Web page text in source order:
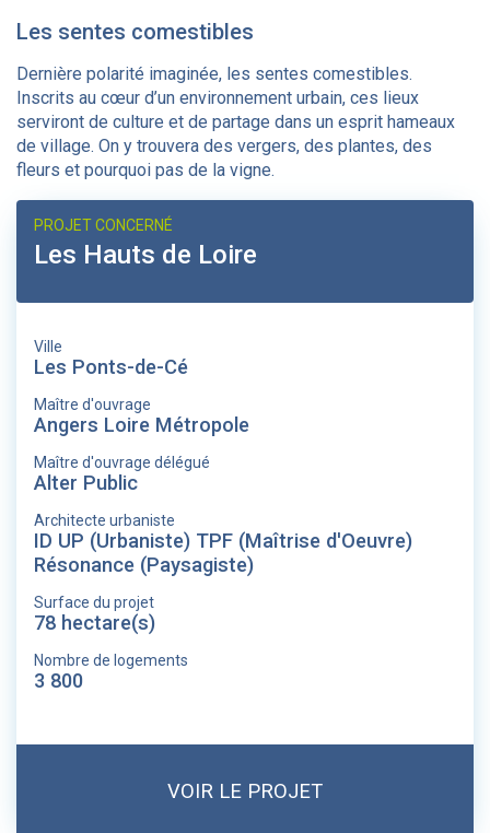
Les sentes comestibles
Dernière polarité imaginée, les sentes comestibles.
Inscrits au cœur d’un environnement urbain, ces lieux
serviront de culture et de partage dans un esprit hameaux
de village. On y trouvera des vergers, des plantes, des
fleurs et pourquoi pas de la vigne.
PROJET CONCERNÉ
Les Hauts de Loire
Ville
Les Ponts-de-Cé
Maître d'ouvrage
Angers Loire Métropole
Maître d'ouvrage délégué
Alter Public
Architecte urbaniste
ID UP (Urbaniste) TPF (Maîtrise d'Oeuvre)
Résonance (Paysagiste)
Surface du projet
78 hectare(s)
Nombre de logements
3 800
VOIR LE PROJET